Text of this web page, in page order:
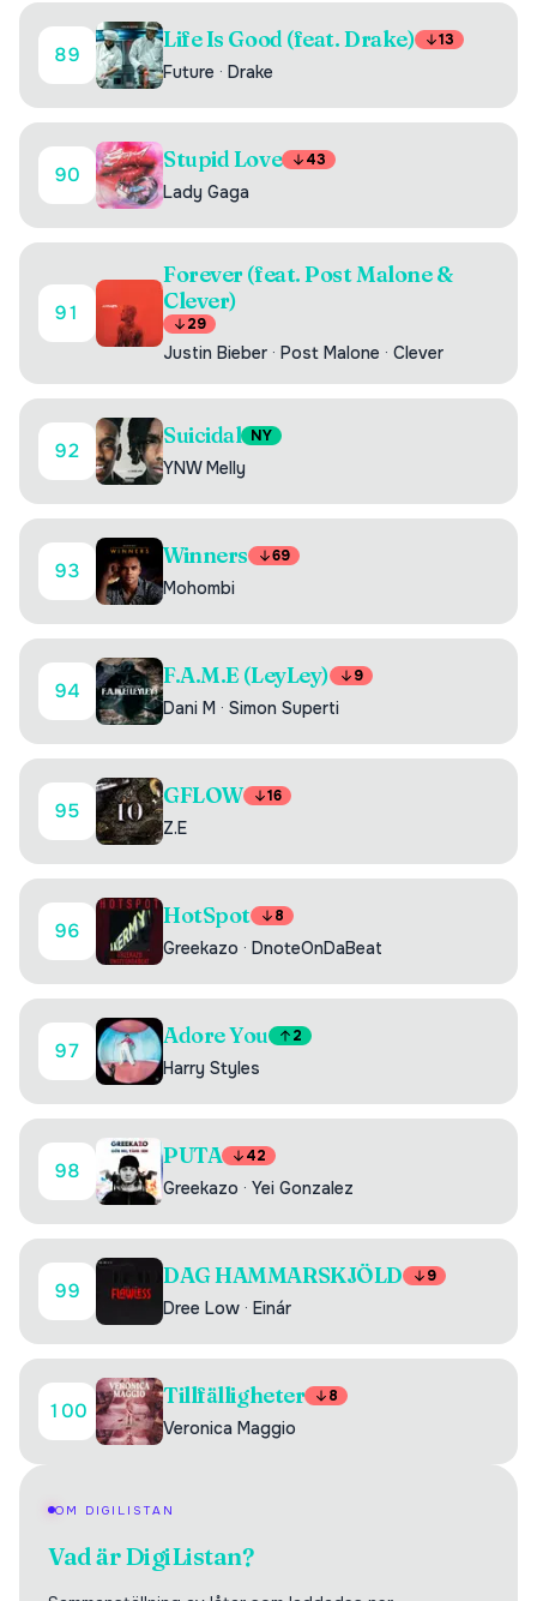
89
Life Is Good (feat. Drake) 13
Future · Drake
90
Stupid Love 43
Lady Gaga
91
Forever (feat. Post Malone &
Clever)
29
Justin Bieber · Post Malone · Clever
92
Suicidal NY
YNW Melly
93
Winners 69
Mohombi
94
F.A.M.E (LeyLey) 9
Dani M · Simon Superti
95
GFLOW 16
Z.E
96
HotSpot 8
Greekazo · DnoteOnDaBeat
97
Adore You 2
Harry Styles
98
PUTA 42
Greekazo · Yei Gonzalez
99
DAG HAMMARSKJÖLD 9
Dree Low · Einár
100
Tillfälligheter 8
Veronica Maggio
OM DIGILISTAN
Vad är DigiListan?